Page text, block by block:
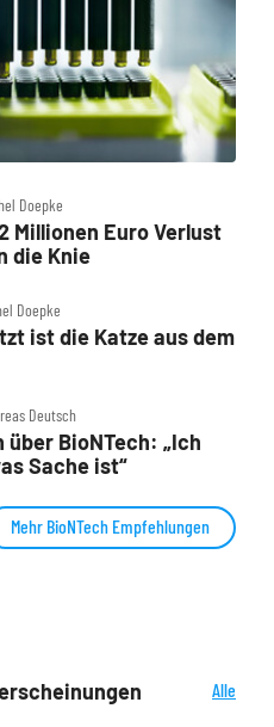
Doepke
Millionen Euro Verlust
die Knie
Doepke
ist die Katze aus dem
Deutsch
über BioNTech: „Ich
Sache ist“
Mehr BioNTech Empfehlungen
Alle